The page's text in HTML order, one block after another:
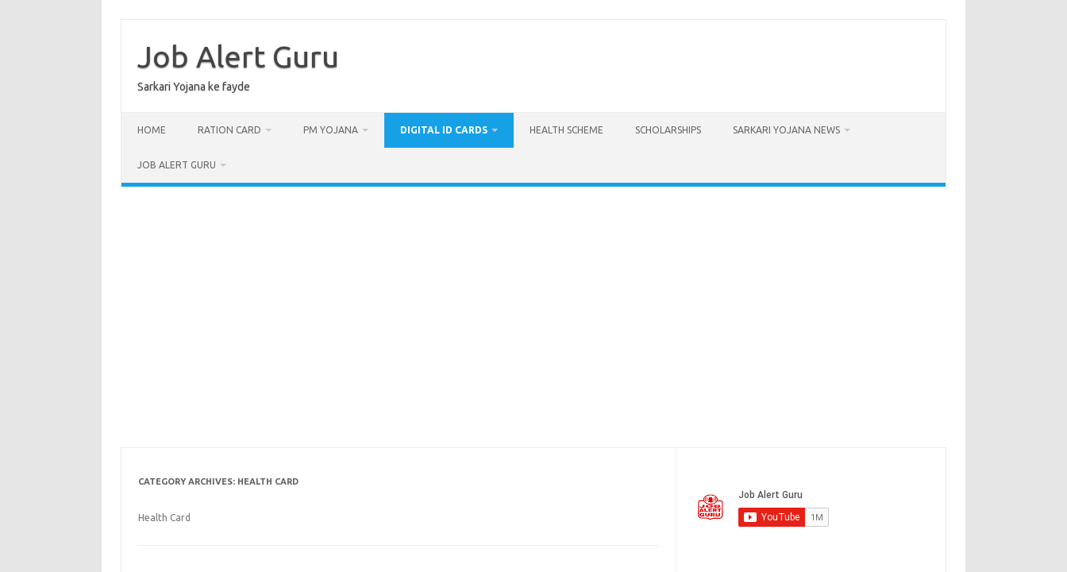
content
Job Alert Guru
Sarkari Yojana ke fayde
HOME RATION CARD PM YOJANA DIGITAL ID CARDS HEALTH SCHEME SCHOLARSHIPS SARKARI YOJANA NEWS
JOB ALERT GURU
CATEGORY ARCHIVES: HEALTH CARD
Health Card